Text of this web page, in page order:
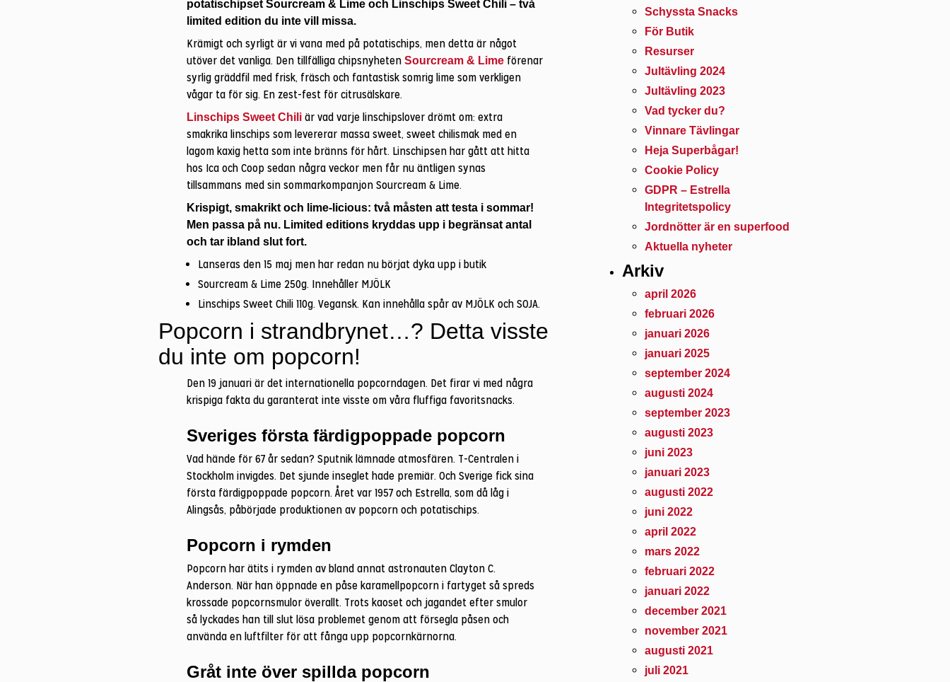
potatischipset Sourcream & Lime och Linschips Sweet Chili – två
limited edition du inte vill missa.
Krämigt och syrligt är vi vana med på potatischips, men detta är något
utöver det vanliga. Den tillfälliga chipsnyheten Sourcream & Lime förenar
syrlig gräddfil med frisk, fräsch och fantastisk somrig lime som verkligen
vågar ta för sig. En zest-fest för citrusälskare.
Linschips Sweet Chili är vad varje linschipslover drömt om: extra
smakrika linschips som levererar massa sweet, sweet chilismak med en
lagom kaxig hetta som inte bränns för hårt. Linschipsen har gått att hitta
hos Ica och Coop sedan några veckor men får nu äntligen synas
tillsammans med sin sommarkompanjon Sourcream & Lime.
Krispigt, smakrikt och lime-licious: två måsten att testa i sommar!
Men passa på nu. Limited editions kryddas upp i begränsat antal
och tar ibland slut fort.
Lanseras den 15 maj men har redan nu börjat dyka upp i butik
Sourcream & Lime 250g. Innehåller MJÖLK
Linschips Sweet Chili 110g. Vegansk. Kan innehålla spår av MJÖLK och SOJA.
Popcorn i strandbrynet…? Detta visste
du inte om popcorn!
Den 19 januari är det internationella popcorndagen. Det firar vi med några
krispiga fakta du garanterat inte visste om våra fluffiga favoritsnacks.
Sveriges första färdigpoppade popcorn
Vad hände för 67 år sedan? Sputnik lämnade atmosfären. T-Centralen i
Stockholm invigdes. Det sjunde inseglet hade premiär. Och Sverige fick sina
första färdigpoppade popcorn. Året var 1957 och Estrella, som då låg i
Alingsås, påbörjade produktionen av popcorn och potatischips.
Popcorn i rymden
Popcorn har ätits i rymden av bland annat astronauten Clayton C.
Anderson. När han öppnade en påse karamellpopcorn i fartyget så spreds
krossade popcornsmulor överallt. Trots kaoset och jagandet efter smulor
så lyckades han till slut lösa problemet genom att försegla påsen och
använda en luftfilter för att fånga upp popcornkärnorna.
Gråt inte över spillda popcorn
Schyssta Snacks
För Butik
Resurser
Jultävling 2024
Jultävling 2023
Vad tycker du?
Vinnare Tävlingar
Heja Superbågar!
Cookie Policy
GDPR – Estrella
Integritetspolicy
Jordnötter är en superfood
Aktuella nyheter
Arkiv
april 2026
februari 2026
januari 2026
januari 2025
september 2024
augusti 2024
september 2023
augusti 2023
juni 2023
januari 2023
augusti 2022
juni 2022
april 2022
mars 2022
februari 2022
januari 2022
december 2021
november 2021
augusti 2021
juli 2021